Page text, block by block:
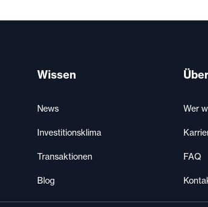
Wissen
News
Investitionsklima
Transaktionen
Blog
Wer
FAQ